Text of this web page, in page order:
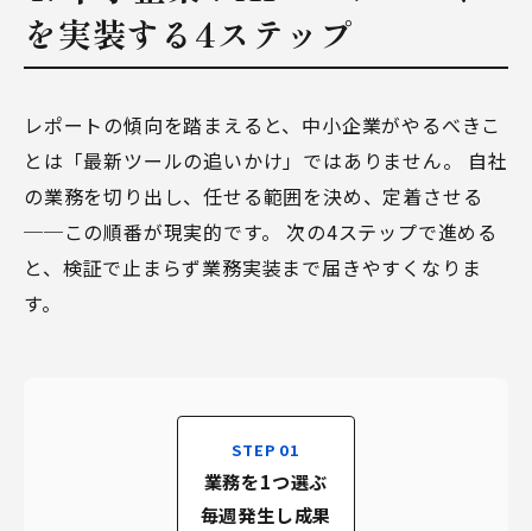
を実装する4ステップ
レポートの傾向を踏まえると、中小企業がやるべきこ
とは「最新ツールの追いかけ」ではありません。 自社
の業務を切り出し、任せる範囲を決め、定着させる
──この順番が現実的です。 次の4ステップで進める
と、検証で止まらず業務実装まで届きやすくなりま
す。
STEP 01
業務を1つ選ぶ
毎週発生し成果